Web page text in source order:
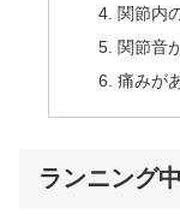
関節内
関節音
痛みが
ランニング